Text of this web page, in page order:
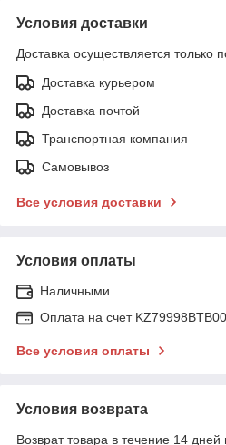
Условия доставки
Доставка осуществляется только
Доставка курьером
Доставка почтой
Транспортная компания
Самовывоз
Все условия доставки
Условия оплаты
Наличными
Оплата на счет
Все условия оплаты
Условия возврата
Возврат товара в течение 14 дней